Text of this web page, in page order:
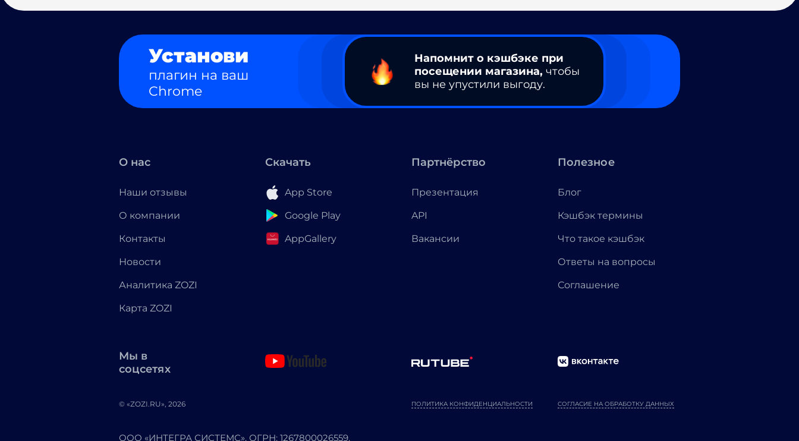
Установи
плагин на ваш
Chrome
Напомнит о кэшбэке при
посещении магазина, чтобы
вы не упустили выгоду.
О нас
Наши отзывы
О компании
Контакты
Новости
Аналитика ZOZI
Карта ZOZI
Скачать
App Store
Google Play
AppGallery
Партнёрство
Презентация
API
Вакансии
Полезное
Блог
Кэшбэк термины
Что такое кэшбэк
Ответы на вопросы
Соглашение
Мы в
соцсетях
© «ZOZI.RU», 2026 ПОЛИТИКА КОНФИДЕНЦИАЛЬНОСТИ СОГЛАСИЕ НА ОБРАБОТКУ ДАННЫХ
ООО «ИНТЕГРА СИСТЕМС». ОГРН: 1267800026559.